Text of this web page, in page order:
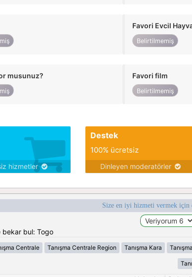
Favori Evcil
Belirtilmemiş
musunuz? Favori film
Belirtilmemiş
hizmetler
Destek
100% ücretsiz
Dinleyen moderatörler
Size en iyi hizmeti vermek için
bekar bul: Togo
Centrale Tanışma Centrale Region Tanışma Kara